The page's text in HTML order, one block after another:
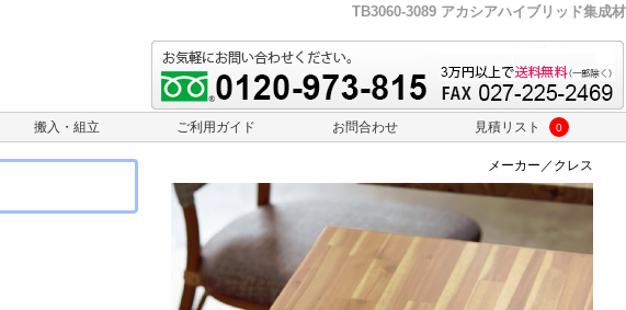
TB3060-3089 アカシアハイブリッド集成材
搬入・組立 ご利用ガイド お問合わせ 見積リスト 0
メーカー／クレス